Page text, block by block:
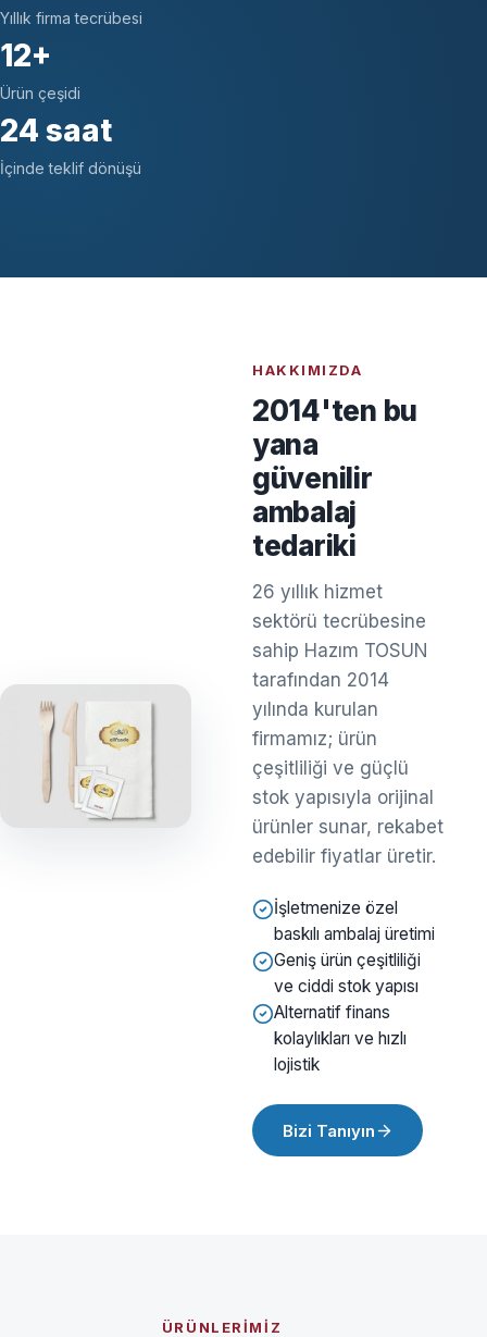
Yıllık firma tecrübesi
12+
Ürün çeşidi
24 saat
İçinde teklif dönüşü
HAKKIMIZDA
2014'ten bu
yana
güvenilir
ambalaj
tedariki
26 yıllık hizmet
sektörü tecrübesine
sahip Hazım TOSUN
tarafından 2014
yılında kurulan
firmamız; ürün
çeşitliliği ve güçlü
stok yapısıyla orijinal
ürünler sunar, rekabet
edebilir fiyatlar üretir.
İşletmenize özel
baskılı ambalaj üretimi
Geniş ürün çeşitliliği
ve ciddi stok yapısı
Alternatif finans
kolaylıkları ve hızlı
lojistik
Bizi Tanıyın
ÜRÜNLERIMIZ